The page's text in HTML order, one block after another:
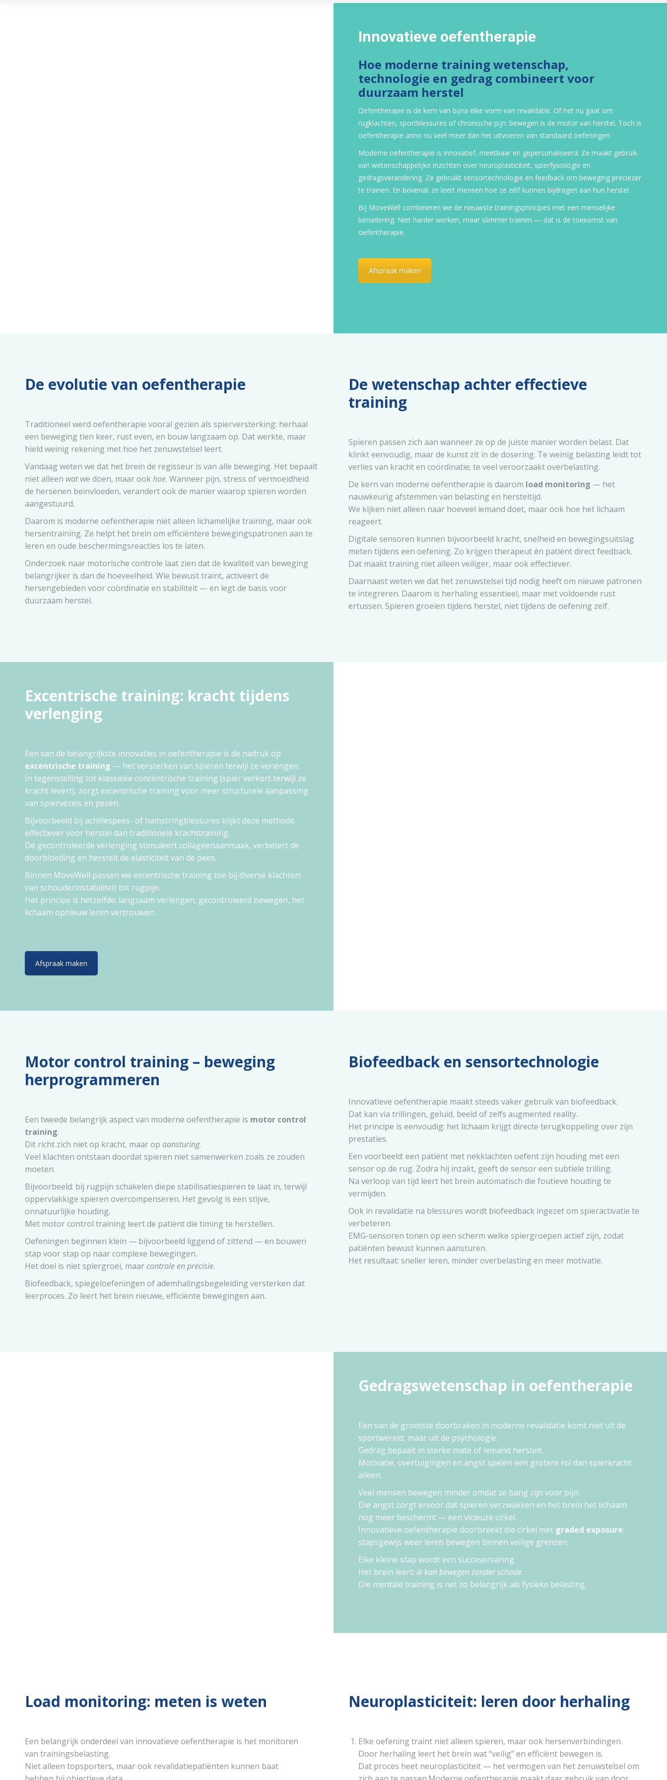
Innovatieve oefentherapie
Hoe moderne training wetenschap,
technologie en gedrag combineert voor
duurzaam herstel
Oefentherapie is de kern van bijna elke vorm van revalidatie. Of het nu gaat om
rugklachten, sportblessures of chronische pijn: bewegen is de motor van herstel. Toch is
oefentherapie anno nu veel meer dan het uitvoeren van standaard oefeningen.
Moderne oefentherapie is innovatief, meetbaar en gepersonaliseerd. Ze maakt gebruik
van wetenschappelijke inzichten over neuroplasticiteit, spierfysiologie en
gedragsverandering. Ze gebruikt sensortechnologie en feedback om beweging preciezer
te trainen. En bovenal: ze leert mensen hoe ze zélf kunnen bijdragen aan hun herstel.
Bij MoveWell combineren we de nieuwste trainingsprincipes met een menselijke
benadering. Niet harder werken, maar slimmer trainen — dat is de toekomst van
oefentherapie.
Afspraak maken
De evolutie van oefentherapie
Traditioneel werd oefentherapie vooral gezien als spierversterking: herhaal
een beweging tien keer, rust even, en bouw langzaam op. Dat werkte, maar
hield weinig rekening met hoe het zenuwstelsel leert.
Vandaag weten we dat het brein de regisseur is van alle beweging. Het bepaalt
niet alleen watwe doen, maar ookhoe. Wanneer pijn, stress of vermoeidheid
de hersenen beïnvloeden, verandert ook de manier waarop spieren worden
aangestuurd.
Daarom is moderne oefentherapie niet alleen lichamelijke training, maar ook
hersentraining. Ze helpt het brein om efficiëntere bewegingspatronen aan te
leren en oude beschermingsreacties los te laten.
Onderzoek naar motorische controle laat zien dat de kwaliteit van beweging
belangrijker is dan de hoeveelheid. Wie bewust traint, activeert de
hersengebieden voor coördinatie en stabiliteit — en legt de basis voor
duurzaam herstel.
De wetenschap achter effectieve
training
Spieren passen zich aan wanneer ze op de juiste manier worden belast. Dat
klinkt eenvoudig, maar de kunst zit in de dosering. Te weinig belasting leidt tot
verlies van kracht en coördinatie; te veel veroorzaakt overbelasting.
De kern van moderne oefentherapie is daarom load monitoring — het
nauwkeurig afstemmen van belasting en hersteltijd.
We kijken niet alleen naar hoeveel iemand doet, maar ook hoe het lichaam
reageert.
Digitale sensoren kunnen bijvoorbeeld kracht, snelheid en bewegingsuitslag
meten tijdens een oefening. Zo krijgen therapeut én patiënt direct feedback.
Dat maakt training niet alleen veiliger, maar ook effectiever.
Daarnaast weten we dat het zenuwstelsel tijd nodig heeft om nieuwe patronen
te integreren. Daarom is herhaling essentieel, maar met voldoende rust
ertussen. Spieren groeien tijdens herstel, niet tijdens de oefening zelf.
Excentrische training: kracht tijdens
verlenging
Een van de belangrijkste innovaties in oefentherapie is de nadruk op
excentrische training — het versterken van spieren terwijl ze verlengen.
In tegenstelling tot klassieke concentrische training (spier verkort terwijl ze
kracht levert), zorgt excentrische training voor meer structurele aanpassing
van spiervezels en pezen.
Bijvoorbeeld bij achillespees- of hamstringblessures blijkt deze methode
effectiever voor herstel dan traditionele krachttraining.
De gecontroleerde verlenging stimuleert collageenaanmaak, verbetert de
doorbloeding en herstelt de elasticiteit van de pees.
Binnen MoveWell passen we excentrische training toe bij diverse klachten:
van schouderinstabiliteit tot rugpijn.
Het principe is hetzelfde: langzaam verlengen, gecontroleerd bewegen, het
lichaam opnieuw leren vertrouwen.
Afspraak maken
Motor control training – beweging
herprogrammeren
Een tweede belangrijk aspect van moderne oefentherapie is motor control
training.
Dit richt zich niet op kracht, maar op aansturing.
Veel klachten ontstaan doordat spieren niet samenwerken zoals ze zouden
moeten.
Bijvoorbeeld: bij rugpijn schakelen diepe stabilisatiespieren te laat in, terwijl
oppervlakkige spieren overcompenseren. Het gevolg is een stijve,
onnatuurlijke houding.
Met motor control training leert de patiënt die timing te herstellen.
Oefeningen beginnen klein — bijvoorbeeld liggend of zittend — en bouwen
stap voor stap op naar complexe bewegingen.
Het doel is niet spiergroei, maar controle en precisie.
Biofeedback, spiegeloefeningen of ademhalingsbegeleiding versterken dat
leerproces. Zo leert het brein nieuwe, efficiënte bewegingen aan.
Biofeedback en sensortechnologie
Innovatieve oefentherapie maakt steeds vaker gebruik van biofeedback.
Dat kan via trillingen, geluid, beeld of zelfs augmented reality.
Het principe is eenvoudig: het lichaam krijgt directe terugkoppeling over zijn
prestaties.
Een voorbeeld: een patiënt met nekklachten oefent zijn houding met een
sensor op de rug. Zodra hij inzakt, geeft de sensor een subtiele trilling.
Na verloop van tijd leert het brein automatisch die foutieve houding te
vermijden.
Ook in revalidatie na blessures wordt biofeedback ingezet om spieractivatie te
verbeteren.
EMG-sensoren tonen op een scherm welke spiergroepen actief zijn, zodat
patiënten bewust kunnen aansturen.
Het resultaat: sneller leren, minder overbelasting en meer motivatie.
Gedragswetenschap in oefentherapie
Een van de grootste doorbraken in moderne revalidatie komt niet uit de
sportwereld, maar uit de psychologie.
Gedrag bepaalt in sterke mate of iemand herstelt.
Motivatie, overtuigingen en angst spelen een grotere rol dan spierkracht
alleen.
Veel mensen bewegen minder omdat ze bang zijn voor pijn.
Die angst zorgt ervoor dat spieren verzwakken en het brein het lichaam
nog meer beschermt — een vicieuze cirkel.
Innovatieve oefentherapie doorbreekt die cirkel met graded exposure:
stapsgewijs weer leren bewegen binnen veilige grenzen.
Elke kleine stap wordt een succeservaring.
Het brein leert: ik kan bewegen zonder schade.
Die mentale training is net zo belangrijk als fysieke belasting.
Load monitoring: meten is weten
Een belangrijk onderdeel van innovatieve oefentherapie is het monitoren
van trainingsbelasting.
Niet alleen topsporters, maar ook revalidatiepatiënten kunnen baat
Neuroplasticiteit: leren door herhaling
Elke oefening traint niet alleen spieren, maar ook hersenverbindingen.
Door herhaling leert het brein wat “veilig” en efficiënt bewegen is.
Dat proces heet neuroplasticiteit — het vermogen van het zenuwstelsel om